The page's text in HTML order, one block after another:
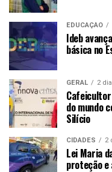
EDUCAÇÃO
Ideb
básica no
GERAL 2
do mundo
Silício
CIDADES 2
Lei Maria
proteção e